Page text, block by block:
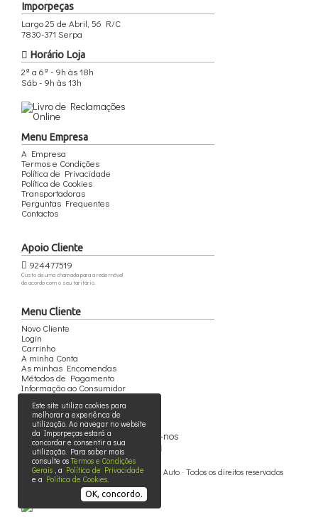
Imporpeças
Largo 25 de Abril, 56 R/C
7830-371 Serpa
Horário Loja
2ª a 6ª - 9h às 18h
Sáb - 9h às 13h
Menu Empresa
A Empresa
Termos e Condições
Política de Privacidade
Política de Cookies
Transportadoras
Perguntas Frequentes
Contactos
Apoio Cliente
924477519
Custo de uma chamada para a rede móvel
de acordo com o seu tarifário.
Menu Cliente
Novo Cliente
Login
Carrinho
A minha Conta
As minhas Encomendas
Métodos de Pagamento
Informação ao Consumidor
Siga-nos
© 2015 - 2026 - Imporpeças - Peças Auto · Todos os direitos reservados
Este site utiliza cookies para
melhorar a experiênca de
utilização. Ao navegar no website
da Imporpeças estará a
concordar e consentir a sua
utilização. Para saber mais
consulte osTermos e Condições
Gerais , a Política de Privacidade
e a Política de Cookies.
OK, concordo.